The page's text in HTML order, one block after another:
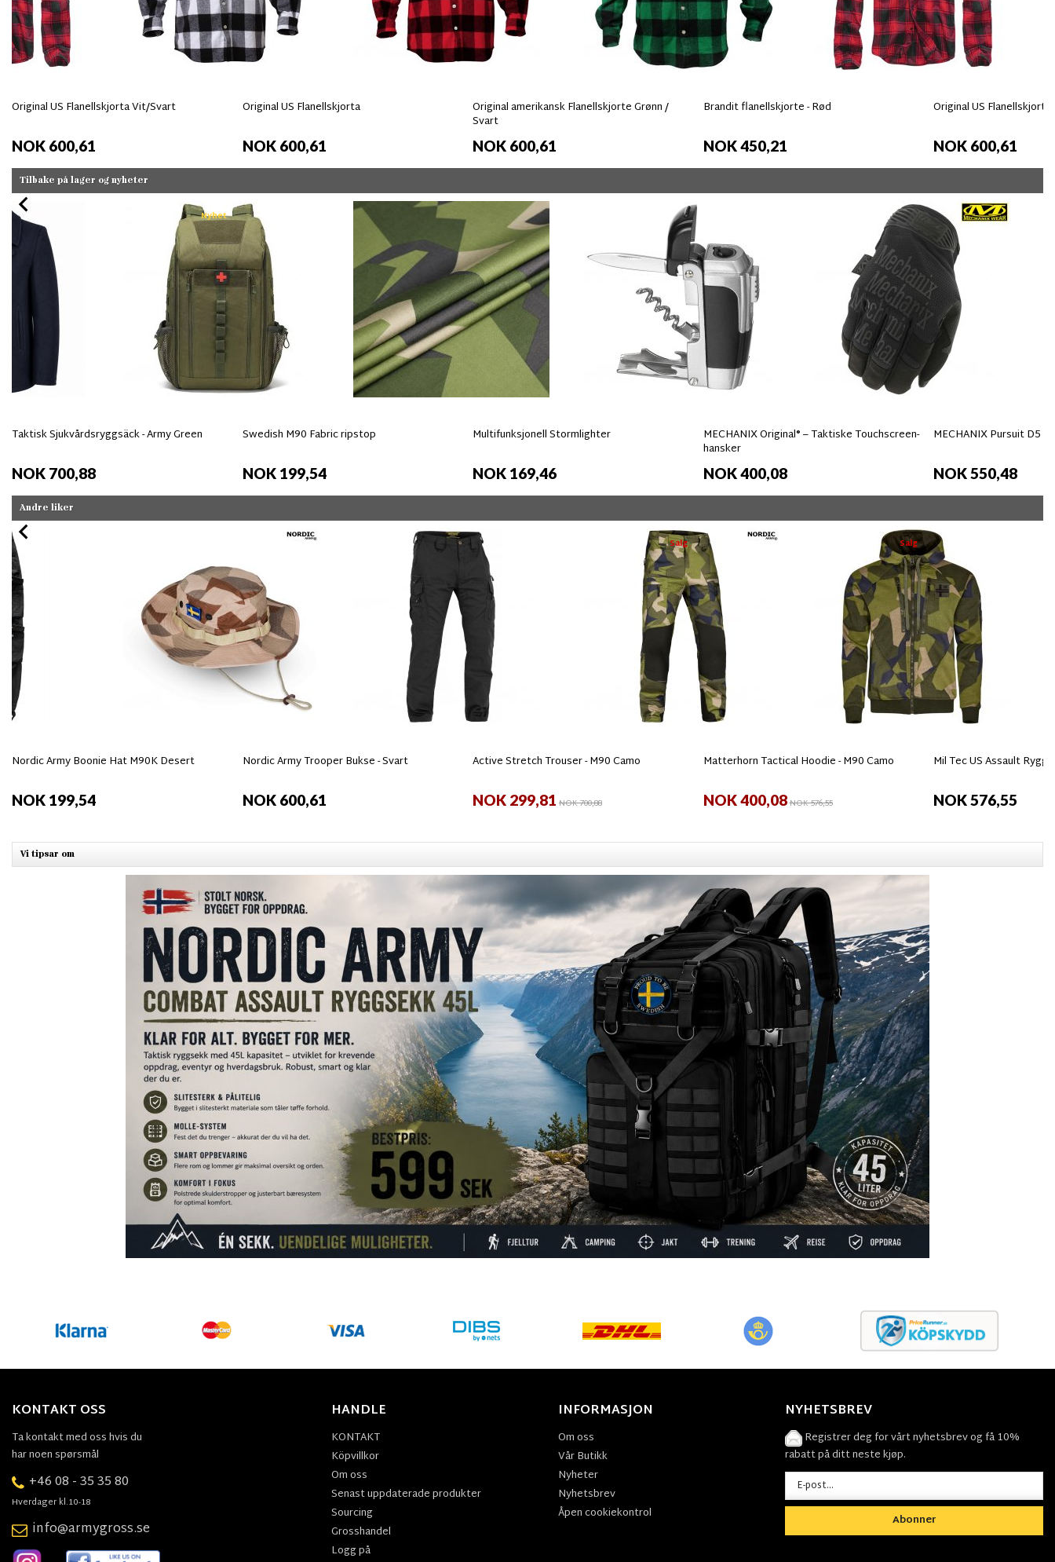
Original US Flanellskjorta Vit/Svart
NOK 600,61
Original US Flanellskjorta
NOK 600,61
Original amerikansk Flanellskjorte Grønn /
Svart
NOK 600,61
Brandit flanellskjorte - Rød
NOK 450,21
Original US
NOK 600,61
Tilbake på lager og nyheter
Nyhet
Taktisk Sjukvårdsryggsäck - Army Green
NOK 700,88
Swedish M90 Fabric ripstop
NOK 199,54
Multifunksjonell Stormlighter
NOK 169,46
MECHANIX Original® – Taktiske Touchscreen-
hansker
NOK 400,08
MECHANIX Pursuit D5
NOK 550,48
Andre liker
Nordic Army Boonie Hat M90K Desert
NOK 199,54
Nordic Army Trooper Bukse - Svart
NOK 600,61
Salg
Active Stretch Trouser - M90 Camo
NOK 299,81 NOK 700,88
Salg
Matterhorn Tactical Hoodie - M90 Camo
NOK 400,08NOK 576,55
Mil Tec US Assault
NOK 576,55
Vi tipsar om
KONTAKT OSS
Ta kontakt med oss hvis du
har noen spørsmål
+46 08 - 35 35 80
Hverdager kl.10-18
info@armygross.se
HANDLE
KONTAKT
Köpvillkor
Om oss
Senast uppdaterade produkter
Sourcing
Grosshandel
Logg på
INFORMASJON
Om oss
Vår Butikk
Nyheter
Nyhetsbrev
Åpen cookiekontrol
NYHETSBREV
Registrer deg for vårt nyhetsbrev og få 10%
rabatt på ditt neste kjøp.
Abonner